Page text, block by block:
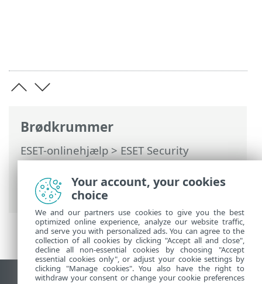
Brødkrummer
ESET-onlinehjælp>ESET Security
Ultimate>Avanceret opsætning>
Meddelelser>Interaktive advarsler>
Bekræftelsesmeddelelser
Your account, your cookies
choice
We and our partners use cookies to give you the best
optimized online experience, analyze our website traffic,
and serve you with personalized ads. You can agree to the
collection of all cookies by clicking "Accept all and close",
decline all non-essential cookies by choosing "Accept
essential cookies only", or adjust your cookie settings by
clicking "Manage cookies". You also have the right to
withdraw your consent or change your cookie preferences